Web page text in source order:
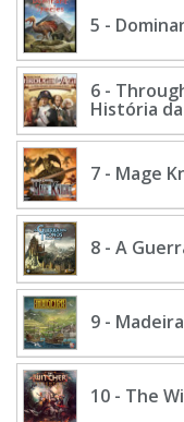
5 -
6 -
História
7 - Mage
8 - A
9 - Madeira
10 - The